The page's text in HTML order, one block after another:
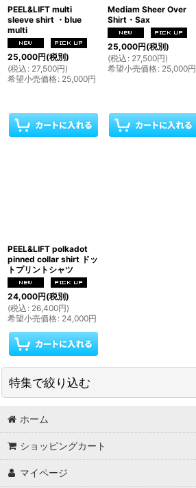
PEEL&LIFT multi
sleeve shirt ・blue
multi
25,000円(税別)
(税込 : 27,500円)
希望小売価格: 25,000円
Mediam Sheer Over
Shirt・Sax
25,000円(税別)
(税込 : 27,500円)
希望小売価格: 25,000円
PEEL&LIFT polkadot
pinned collar shirt ドッ
トプリントシャツ
24,000円(税別)
(税込 : 26,400円)
希望小売価格: 24,000円
特集で絞り込む
Tシャツ
シャツ
ニット/セーター
ホーム
ショッピングカート
マイページ